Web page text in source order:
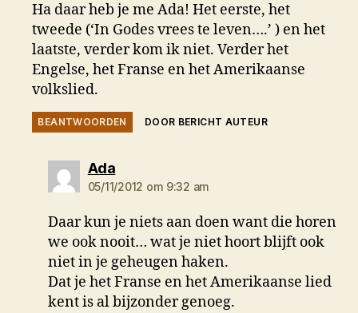
Ha daar heb je me Ada! Het eerste, het
tweede (‘In Godes vrees te leven….’ ) en het
laatste, verder kom ik niet. Verder het
Engelse, het Franse en het Amerikaanse
volkslied.
BEANTWOORDEN DOOR BERICHT AUTEUR
Adazegt:
05/11/2012 om 9:32 am
Daar kun je niets aan doen want die horen
we ook nooit… wat je niet hoort blijft ook
niet in je geheugen haken.
Dat je het Franse en het Amerikaanse lied
kent is al bijzonder genoeg.